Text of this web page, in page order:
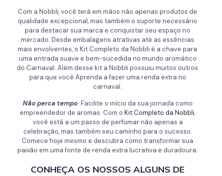
Com a Nobbli, você terá em mãos não apenas produtos de
qualidade excepcional, mas também o suporte necessário
para destacar sua marca e conquistar seu espaço no
mercado. Desde embalagens atrativas até as essências
mais envolventes, o Kit Completo da Nobbli é a chave para
uma entrada suave e bem-sucedida no mundo aromático
do Carnaval. Além desse kit a Nobbli possuiu muitos outros
para que você Aprenda a fazer uma renda extra no
carnaval.
Não perca tempo. Facilite o início da sua jornada como
empreendedor de aromas. Com oKit Completo da Nobbli,
você está a um passo de perfumar não apenas a
celebração, mas também seu caminho para o sucesso.
Comece hoje mesmo e descubra como transformar sua
paixão em uma fonte de renda extra lucrativa e duradoura.
CONHEÇA OS NOSSOS ALGUNS DE